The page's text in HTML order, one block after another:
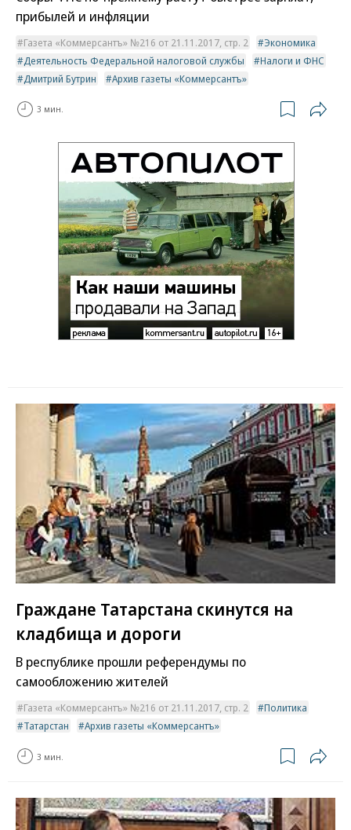
прибылей и инфляции
Газета «Коммерсантъ» №216 от 21.11.2017, стр. 2
Экономика
Деятельность Федеральной налоговой службы
Налоги и ФНС
Дмитрий Бутрин
Архив газеты «Коммерсантъ»
3 мин.
Граждане Татарстана скинутся на
кладбища и дороги
В республике прошли референдумы по
самообложению жителей
Газета «Коммерсантъ» №216 от 21.11.2017, стр. 2
Политика
Татарстан
Архив газеты «Коммерсантъ»
3 мин.